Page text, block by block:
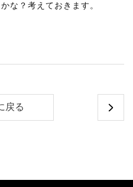
な？考えておきます。
戻る